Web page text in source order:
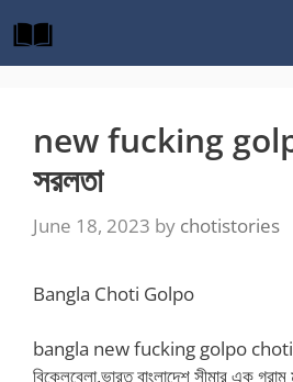
to
content
new fucking
সরলতা
June 18, 2023 by chotistories
Bangla Choti Golpo
bangla new fucking golpo choti.
বিকেলবেলা,ভারত বাংলাদেশ সীমার এক